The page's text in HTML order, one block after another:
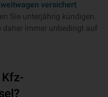
versichert
Sie unterjährig kündigen.
daher immer unbedingt auf